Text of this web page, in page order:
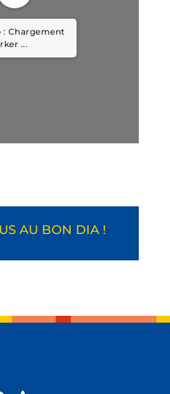
: Chargement
...
AU BON DIA !